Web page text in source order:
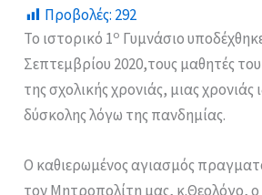
Προβολές: 292
Το ιστορικό 1ο Γυμνάσιο
Σεπτεμβρίου 2020,τους μαθητές
της σχολικής χρονιάς, μιας χρονιάς
δύσκολης λόγω της πανδημίας.
Ο καθιερωμένος αγιασμός
τον Μητροπολίτη μας, κ.Θεολόγο, ο